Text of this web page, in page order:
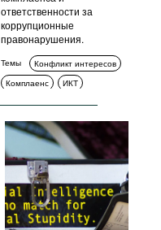
ответственности за
коррупционные
правонарушения.
Темы
Конфликт интересов
Комплаенс
ИКТ
Стандарты поведения
Меры ответственности